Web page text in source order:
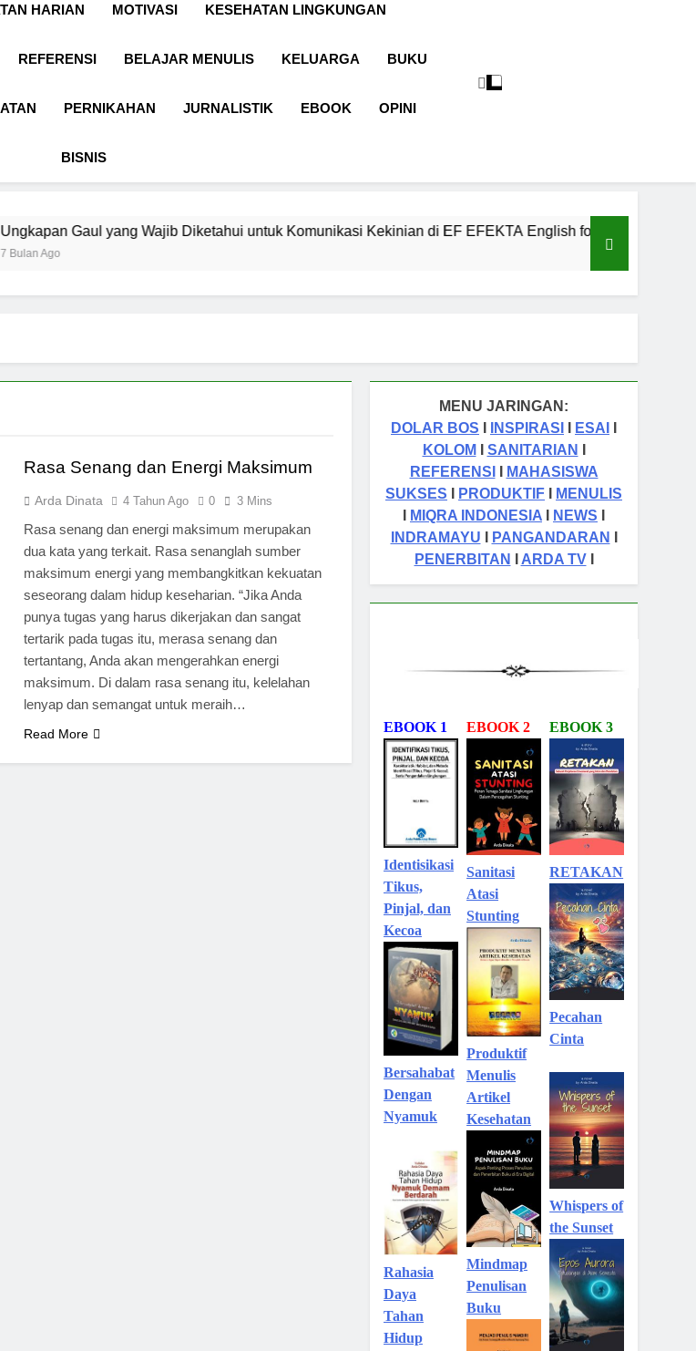
HARIAN MOTIVASI KESEHATAN LINGKUNGAN
REFERENSI BELAJAR MENULIS KELUARGA BUKU
PERNIKAHAN JURNALISTIK EBOOK OPINI
BISNIS
yang Wajib Diketahui untuk Komunikasi Kekinian di EF EFEKTA English for Adults
Rasa Senang dan Energi Maksimum
Arda Dinata 4 Tahun Ago 0 3 Mins
Rasa senang dan energi maksimum merupakan
dua kata yang terkait. Rasa senanglah sumber
maksimum energi yang membangkitkan kekuatan
seseorang dalam hidup keseharian. “Jika Anda
punya tugas yang harus dikerjakan dan sangat
tertarik pada tugas itu, merasa senang dan
tertantang, Anda akan mengerahkan energi
maksimum. Di dalam rasa senang itu, kelelahan
lenyap dan semangat untuk meraih…
Read More
MENU JARINGAN:
DOLAR BOS
INSPIRASI ESAI
KOLOM
SANITARIAN
REFERENSI
MAHASISWA
SUKSES
PRODUKTIF
MENULIS
MIQRA INDONESIA NEWS
INDRAMAYU
PANGANDARAN
PENERBITAN
ARDA TVI
EBOOK 1
Identisikasi
Tikus,
Pinjal, dan
Kecoa
Bersahabat
Dengan
Nyamuk
Rahasia
Daya
Tahan
Hidup
EBOOK 2
Sanitasi
Atasi
Stunting
Produktif
Menulis
Artikel
Kesehatan
Mindmap
Penulisan
Buku
EBOOK 3
RETAKAN
Pecahan
Cinta
Whispers of
the Sunset